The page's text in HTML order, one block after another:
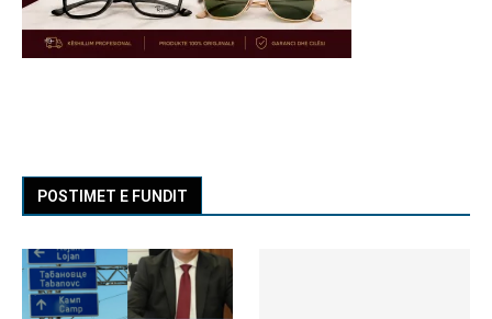
POSTIMET E FUNDIT